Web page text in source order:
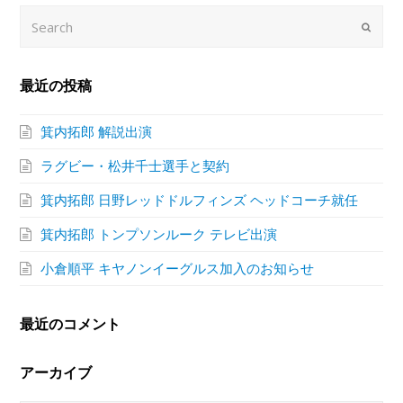
Submit
最近の投稿
箕内拓郎 解説出演
ラグビー・松井千士選手と契約
箕内拓郎 日野レッドドルフィンズ ヘッドコーチ就任
箕内拓郎 トンプソンルーク テレビ出演
小倉順平 キヤノンイーグルス加入のお知らせ
最近のコメント
アーカイブ